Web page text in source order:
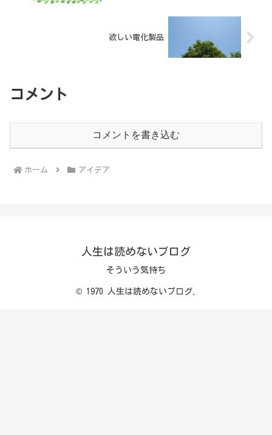
欲しい電化製品
コメント
コメントを書き込む
ホーム アイデア
人生は読めないブログ
そういう気持ち
© 1970 人生は読めないブログ.